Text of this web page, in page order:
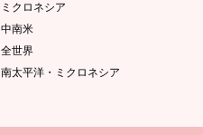
ミクロネシア
中南米
全世界
南太平洋・ミクロネシア